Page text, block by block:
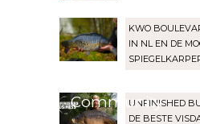
KWO
IN NL EN DE
Community
UNFINISHED
DE BESTE